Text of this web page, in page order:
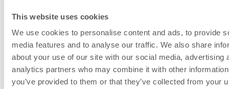
This website uses cookies
We use cookies to personalise content and ads, to provide
media features and to analyse our traffic. We also share
about your use of our site with our social media, advertising
analytics partners who may combine it with other
you’ve provided to them or that they’ve collected from your
Sicherheitsabstand
Oben
250
Sicherheitsabstand
Vorn (dP), mm
1200